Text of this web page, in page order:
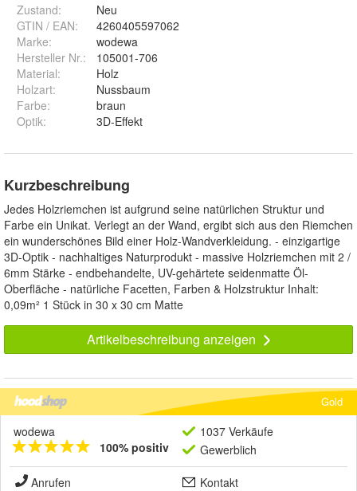
Zustand:
Neu
GTIN / EAN:
4260405597062
Marke:
wodewa
Hersteller Nr.:
105001-706
Material:
Holz
Holzart:
Nussbaum
Farbe:
braun
Optik: 3D-Effekt
Kurzbeschreibung
Jedes Holzriemchen ist aufgrund seine natürlichen Struktur und
Farbe ein Unikat. Verlegt an der Wand, ergibt sich aus den Riemchen
ein wunderschönes Bild einer Holz-Wandverkleidung. - einzigartige
3D-Optik - nachhaltiges Naturprodukt - massive Holzriemchen mit 2 /
6mm Stärke - endbehandelte, UV-gehärtete seidenmatte Öl-
Oberfläche - natürliche Facetten, Farben & Holzstruktur Inhalt:
0,09m² 1 Stück in 30 x 30 cm Matte
Artikelbeschreibung anzeigen
Gold
wodewa
100% positiv
1037 Verkäufe
Gewerblich
Anrufen
Kontakt